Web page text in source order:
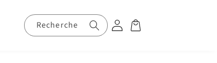
Recherche Connexion
Panier